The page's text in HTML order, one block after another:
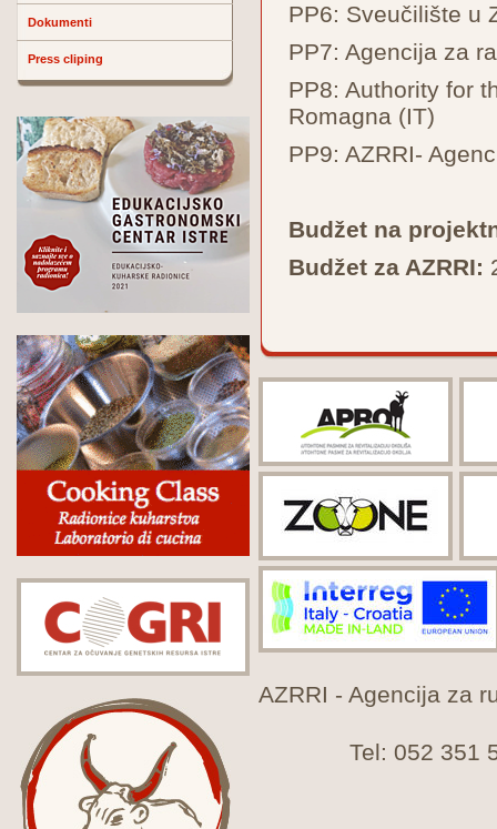
Dokumenti
Press cliping
PP6: Sveučilište u
PP7: Agencija za
PP8: Authority for
Romagna (IT)
PP9: AZRRI-
Budžet na
Budžet za AZRRI:
AZRRI - Agencija za
Tel: 052 351